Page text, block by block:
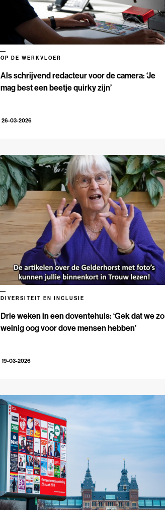
Als schrijvend redacteur voor de camera: ‘Je
mag best een beetje quirky zijn’
OP DE WERKVLOER
26-03-2026
Drie weken in een doventehuis: ‘Gek dat we zo
weinig oog voor dove mensen hebben’
DIVERSITEIT EN INCLUSIE
19-03-2026